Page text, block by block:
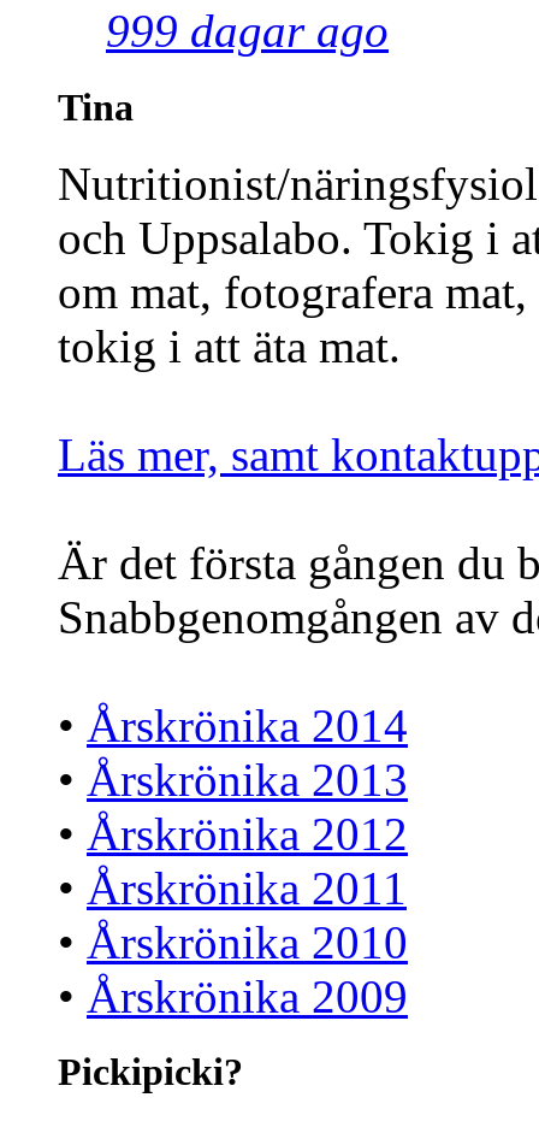
999 dagar ago
Tina
Nutritionist/
och Uppsalabo. Tokig i
om mat, fotografera
tokig i att äta mat.
Läs mer, samt
Är det första gången du
Snabbgenomgången av
• Årskrönika 2014
• Årskrönika 2013
• Årskrönika 2012
• Årskrönika 2011
• Årskrönika 2010
• Årskrönika 2009
Pickipicki?